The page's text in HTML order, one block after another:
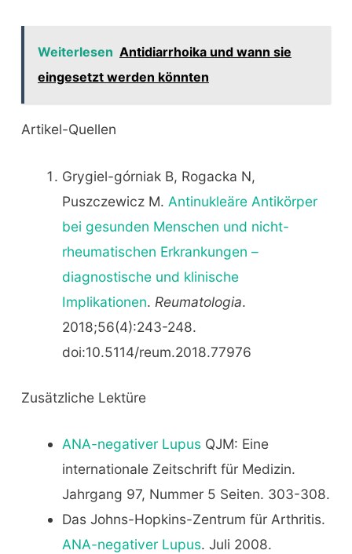
Weiterlesen Antidiarrhoika und wann sie
eingesetzt werden könnten
Artikel-Quellen
Grygiel-górniak B, Rogacka N,
Puszczewicz M. Antinukleäre Antikörper
bei gesunden Menschen und nicht-
rheumatischen Erkrankungen –
diagnostische und klinische
Implikationen. Reumatologia.
2018;56(4):243-248.
doi:10.5114/reum.2018.77976
Zusätzliche Lektüre
ANA-negativer LupusQJM: Eine
internationale Zeitschrift für Medizin.
Jahrgang 97, Nummer 5 Seiten. 303-308.
Das Johns-Hopkins-Zentrum für Arthritis.
ANA-negativer Lupus. Juli 2008.